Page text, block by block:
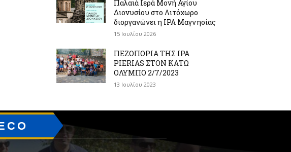
Παλαιά Ιερά Μονή Αγίου
Διονυσίου στο Λιτόχωρο
διοργανώνει η IPA Μαγνησίας
15 Ιουλίου 2026
ΠΕΖΟΠΟΡΙΑ ΤΗΣ IPA
PIERIAS ΣΤΟΝ ΚΑΤΩ
ΟΛΥΜΠΟ 2/7/2023
13 Ιουλίου 2023